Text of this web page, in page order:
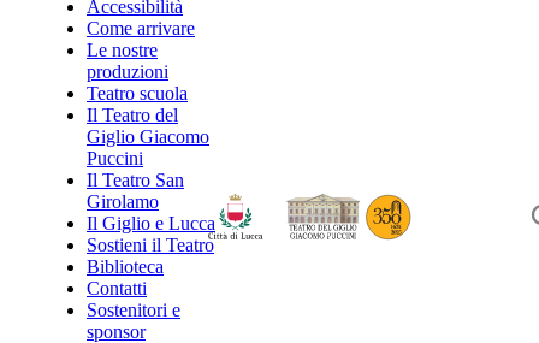
Accessibilità
Come arrivare
Le nostre
produzioni
Teatro scuola
Il Teatro del
Giglio Giacomo
Puccini
Il Teatro San
Girolamo
Il Giglio e Lucca
Sostieni il Teatro
Biblioteca
Contatti
Sostenitori e
sponsor